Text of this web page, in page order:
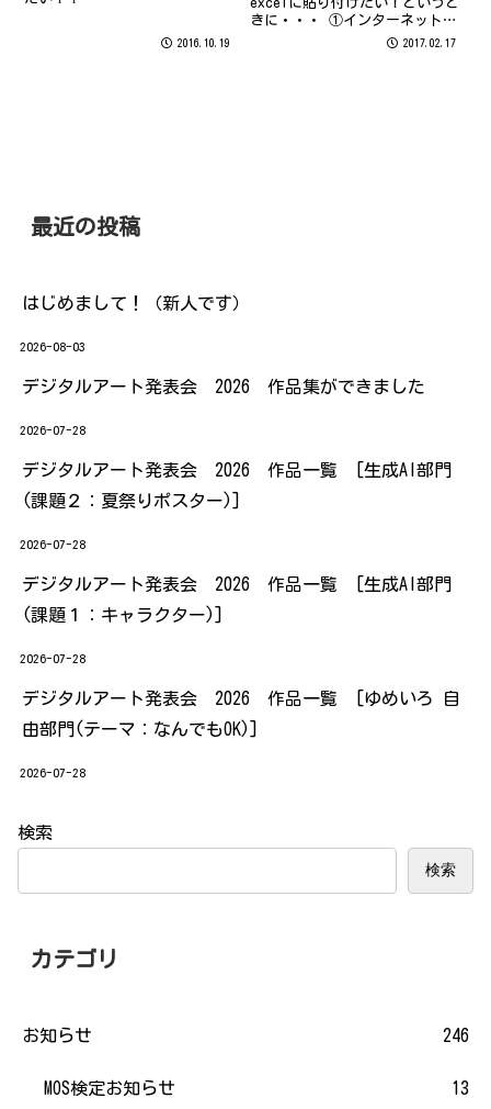
2016.10.19
きに・・・ ①インターネットで
貼り付けたい画面を表示 ②Word
2017.02.17
最近の投稿
はじめまして！（新人です）
2026-08-03
デジタルアート発表会 2026 作品集ができました
2026-07-28
デジタルアート発表会 2026 作品一覧 [生成AI部門
(課題２：夏祭りポスター)]
2026-07-28
デジタルアート発表会 2026 作品一覧 [生成AI部門
(課題１：キャラクター)]
2026-07-28
デジタルアート発表会 2026 作品一覧 [ゆめいろ 自
由部門(テーマ：なんでもOK)]
2026-07-28
検索
検索
カテゴリ
お知らせ 246
MOS検定お知らせ 13